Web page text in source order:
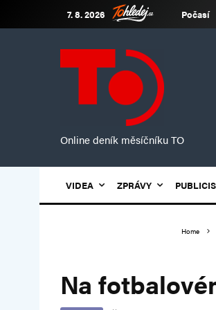
7. 8. 2026 Počasí
Online deník měsíčníku TO
VIDEA ZPRÁVY
Home
Na